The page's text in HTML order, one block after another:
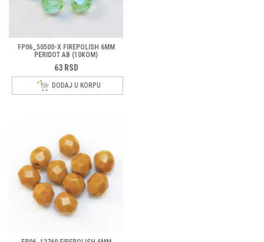
FP06_50500-X FIREPOLISH 6MM
PERIDOT AB (10KOM)
63 RSD
DODAJ U KORPU